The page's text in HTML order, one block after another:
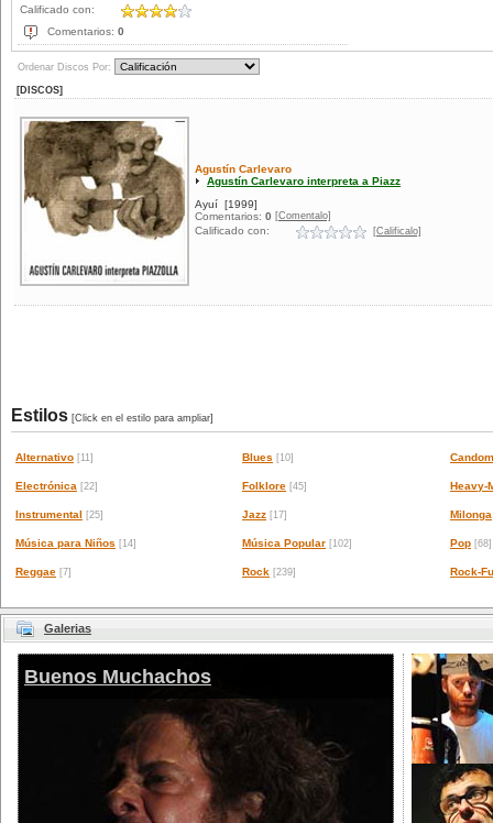
Calificado con:
Comentarios: 0
Ordenar Discos Por:
[DISCOS]
Agustín Carlevaro
Agustín Carlevaro interpreta a Piazz
Ayuí [1999]
Comentarios: 0 [Comentalo]
Calificado con: [Calificalo]
Estilos [Click en el estilo para ampliar]
Alternativo [11] Blues [10]
Electrónica [22] Folklore [45] Heavy-
Instrumental [25] Jazz [17] Milonga
Música para Niños [14] Música Popular [102] Pop [68]
Reggae [7] Rock [239] Rock-
Galerias
Buenos Muchachos